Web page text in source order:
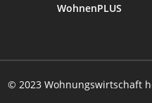
WohnenPLUS
© 2023 Wohnungswirtschaft